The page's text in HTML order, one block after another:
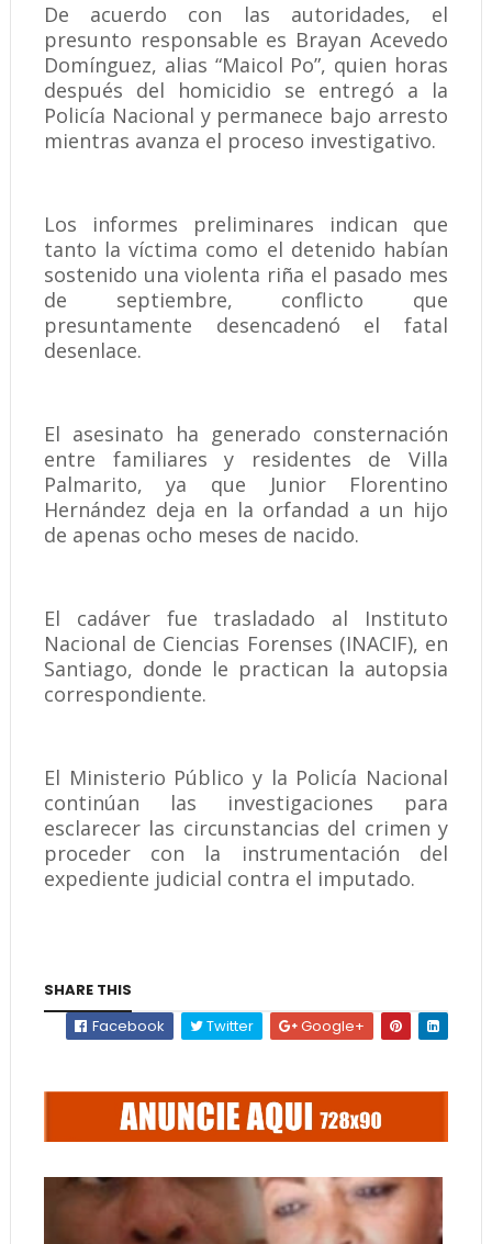
De acuerdo con las autoridades, el
presunto responsable es Brayan Acevedo
Domínguez, alias “Maicol Po”, quien horas
después del homicidio se entregó a la
Policía Nacional y permanece bajo arresto
mientras avanza el proceso investigativo.
Los informes preliminares indican que
tanto la víctima como el detenido habían
sostenido una violenta riña el pasado mes
de septiembre, conflicto que
presuntamente desencadenó el fatal
desenlace.
El asesinato ha generado consternación
entre familiares y residentes de Villa
Palmarito, ya que Junior Florentino
Hernández deja en la orfandad a un hijo
de apenas ocho meses de nacido.
El cadáver fue trasladado al Instituto
Nacional de Ciencias Forenses (INACIF), en
Santiago, donde le practican la autopsia
correspondiente.
El Ministerio Público y la Policía Nacional
continúan las investigaciones para
esclarecer las circunstancias del crimen y
proceder con la instrumentación del
expediente judicial contra el imputado.
SHARE THIS
Facebook
Twitter Google+